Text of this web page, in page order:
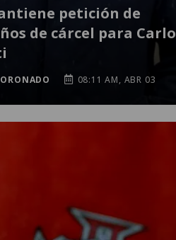
petición de
de cárcel para Carlo
08:11 AM, ABR 03